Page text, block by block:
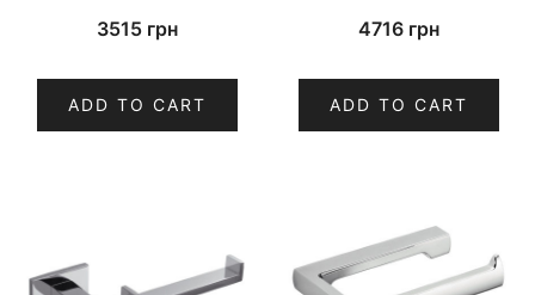
3515 грн
ADD TO CART
4716 грн
ADD TO CART